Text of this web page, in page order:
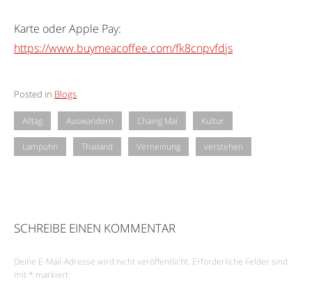
Karte oder Apple Pay:
https://www.buymeacoffee.com/fk8cnpvfdjs
Posted in Blogs
Alltag Auswandern Chaing Mai Kultur
Lampuhn Thailand Verneinung verstehen
SCHREIBE EINEN KOMMENTAR
Deine E-Mail-Adresse wird nicht veröffentlicht. Erforderliche Felder sind
mit * markiert